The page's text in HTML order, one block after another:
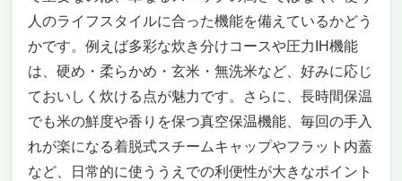
っているあなたへ
圧倒的な“かまど炊き”クオリティをプレゼン
トできる贅沢
ただの炊飯器ではなく“調理家電”という新し
い価値
どんな人にぴったりか、逆に微妙な人は？
一生使える安心感と、日本製への誇り
人のライフスタイルに合った機能を備えているかどう
かです。例えば多彩な炊き分けコースや圧力IH機能
は、硬め・柔らかめ・玄米・無洗米など、好みに応じ
ておいしく炊ける点が魅力です。さらに、長時間保温
でも米の鮮度や香りを保つ真空保温機能、毎回の手入
れが楽になる着脱式スチームキャップやフラット内蓋
など、日常的に使ううえでの利便性が大きなポイント